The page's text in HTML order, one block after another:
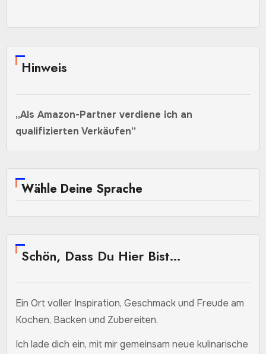
Hinweis
„Als Amazon-Partner verdiene ich an
qualifizierten Verkäufen“
Wähle Deine Sprache
Schön, Dass Du Hier Bist…
Ein Ort voller Inspiration, Geschmack und Freude am
Kochen, Backen und Zubereiten.
Ich lade dich ein, mit mir gemeinsam neue kulinarische